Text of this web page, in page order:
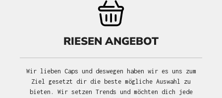
RIESEN ANGEBOT
Wir lieben Caps und deswegen haben wir es uns zum
Ziel gesetzt dir die beste mögliche Auswahl zu
bieten. Wir setzen Trends und möchten dich jede